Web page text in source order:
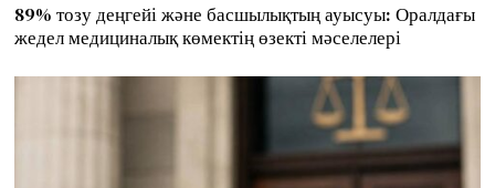
89% тозу деңгейі және басшылықтың ауысуы: Оралдағы
жедел медициналық көмектің өзекті мәселелері